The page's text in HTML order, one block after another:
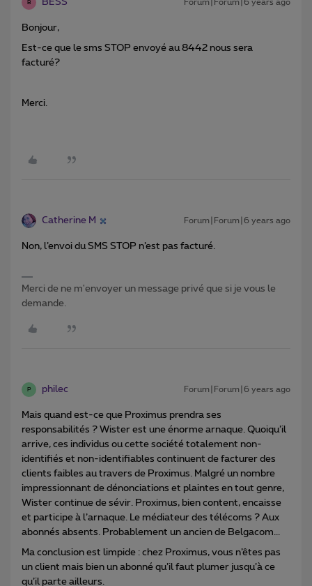
B BESS Forum|Forum|6 years ago
Bonjour,
Est-ce que le sms STOP envoyé au 8442 nous sera
facturé?
Merci.
Catherine M Forum|Forum|6 years ago
Non, l’envoi du SMS STOP n’est pas facturé.
Merci de ne m'envoyer un message privé que si je vous le
demande.
P philec Forum|Forum|6 years ago
Mais quand est-ce que Proximus prendra ses
responsabilités ? Wister est une énorme arnaque. Quoiqu’il
arrive, ces individus ou cette société totalement non-
identifiés et non-identifiables continuent de facturer des
clients faibles au travers de Proximus. Malgré un nombre
impressionnant de dénonciations et plaintes en tout genre,
Wister continue de sévir. Proximus, bien content, encaisse
et participe à l’arnaque. Le médiateur des télécoms ? Aux
abonnés absents. Probablement un ancien de Belgacom...
Ma conclusion est limpide : chez Proximus, vous n’êtes pas
un client mais bien un abonné qu’il faut plumer jusqu’à ce
qu’il parte ailleurs.